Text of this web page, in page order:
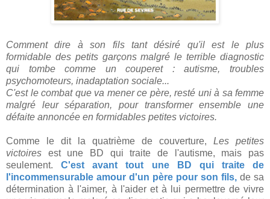
Comment dire à son fils tant désiré qu'il est le plus
formidable des petits garçons malgré le terrible diagnostic
qui tombe comme un couperet : autisme, troubles
psychomoteurs, inadaptation sociale...
C'est le combat que va mener ce père, resté uni à sa femme
malgré leur séparation, pour transformer ensemble une
défaite annoncée en formidables petites victoires.
Comme le dit la quatrième de couverture, Les petites
victoires est une BD qui traite de l'autisme, mais pas
seulement. C'est avant tout une BD qui traite de
l'incommensurable amour d'un père pour son fils, de sa
détermination à l'aimer, à l'aider et à lui permettre de vivre